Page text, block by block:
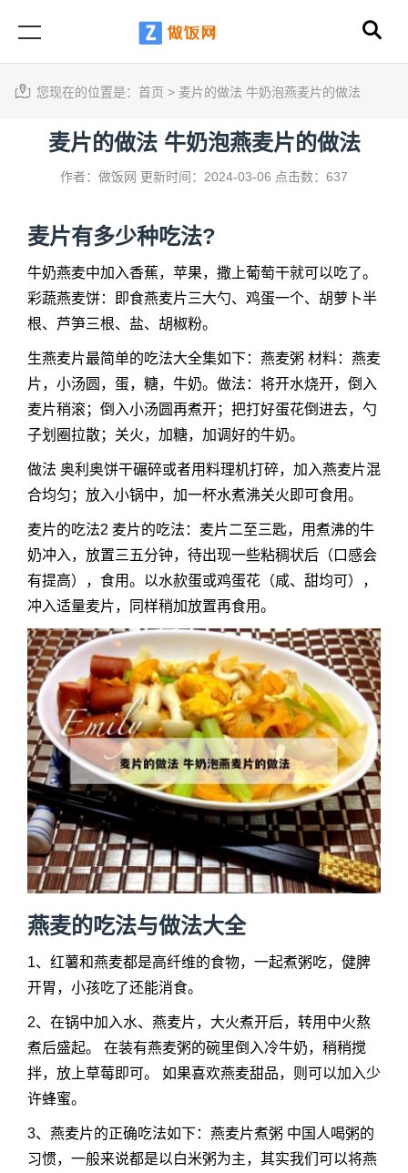
您现在的位置是： 首页 > 麦片的做法 牛奶泡燕麦片的做法
麦片的做法 牛奶泡燕麦片的做法
作者：做饭网 更新时间：2024-03-06 点击数：637
麦片有多少种吃法?
牛奶燕麦中加入香蕉，苹果，撒上葡萄干就可以吃了。
彩蔬燕麦饼：即食燕麦片三大勺、鸡蛋一个、胡萝卜半
根、芦笋三根、盐、胡椒粉。
生燕麦片最简单的吃法大全集如下：燕麦粥 材料：燕麦
片，小汤圆，蛋，糖，牛奶。做法：将开水烧开，倒入
麦片稍滚；倒入小汤圆再煮开；把打好蛋花倒进去，勺
子划圈拉散；关火，加糖，加调好的牛奶。
做法 奥利奥饼干碾碎或者用料理机打碎，加入燕麦片混
合均匀；放入小锅中，加一杯水煮沸关火即可食用。
麦片的吃法2 麦片的吃法：麦片二至三匙，用煮沸的牛
奶冲入，放置三五分钟，待出现一些粘稠状后（口感会
有提高），食用。以水赥蛋或鸡蛋花（咸、甜均可），
冲入适量麦片，同样稍加放置再食用。
燕麦的吃法与做法大全
1、红薯和燕麦都是高纤维的食物，一起煮粥吃，健脾
开胃，小孩吃了还能消食。
2、在锅中加入水、燕麦片，大火煮开后，转用中火熬
煮后盛起。 在装有燕麦粥的碗里倒入冷牛奶，稍稍搅
拌，放上草莓即可。 如果喜欢燕麦甜品，则可以加入少
许蜂蜜。
3、燕麦片的正确吃法如下：燕麦片煮粥 中国人喝粥的
习惯，一般来说都是以白米粥为主，其实我们可以将燕